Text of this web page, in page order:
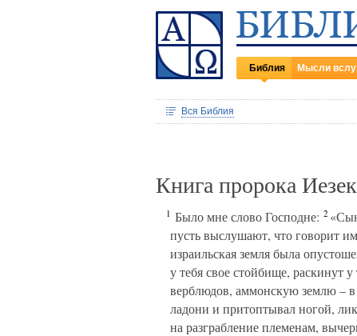
Библия Мысли
Вся Библия
Книга пророка
1 Было мне слово Господне: 2«Сын
пусть выслушают, что говорит
израильская земля была
у тебя свое стойбище, раскинут
верблюдов, аммонскую землю – в
ладони и притоптывал ногой,
на разграбление племенам,